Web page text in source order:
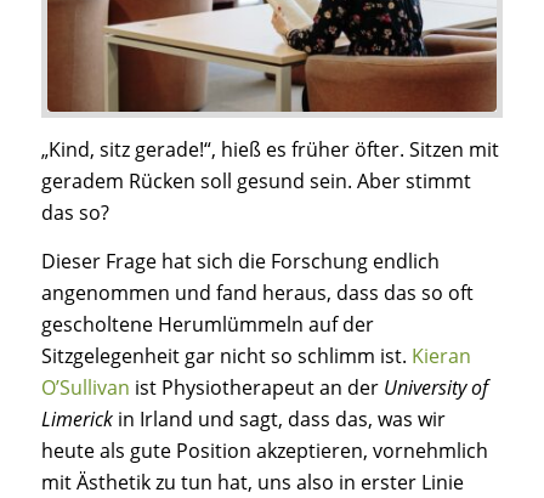
„Kind, sitz gerade!“, hieß es früher öfter. Sitzen mit
geradem Rücken soll gesund sein. Aber stimmt
das so?
Dieser Frage hat sich die Forschung endlich
angenommen und fand heraus, dass das so oft
gescholtene Herumlümmeln auf der
Sitzgelegenheit gar nicht so schlimm ist. Kieran
O’Sullivan ist Physiotherapeut an der University of
Limerick in Irland und sagt, dass das, was wir
heute als gute Position akzeptieren, vornehmlich
mit Ästhetik zu tun hat, uns also in erster Linie